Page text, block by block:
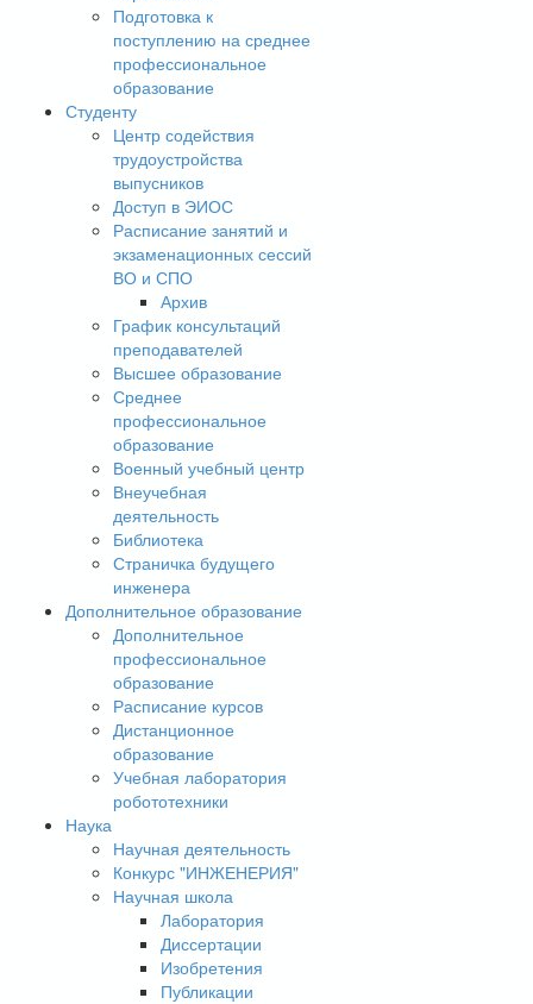
Подготовка к
поступлению на среднее
профессиональное
образование
Студенту
Центр содействия
трудоустройства
выпусников
Доступ в ЭИОС
Расписание занятий и
экзаменационных сессий
ВО и СПО
Архив
График консультаций
преподавателей
Высшее образование
Среднее
профессиональное
образование
Военный учебный центр
Внеучебная
деятельность
Библиотека
Страничка будущего
инженера
Дополнительное образование
Дополнительное
профессиональное
образование
Расписание курсов
Дистанционное
образование
Учебная лаборатория
робототехники
Наука
Научная деятельность
Конкурс "ИНЖЕНЕРИЯ"
Научная школа
Лаборатория
Диссертации
Изобретения
Публикации